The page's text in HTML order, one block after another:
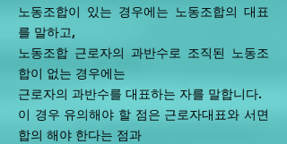
노동조합이 있는 경우에는 노동조합의 대표
를 말하고,
노동조합 근로자의 과반수로 조직된 노동조
합이 없는 경우에는
근로자의 과반수를 대표하는 자를 말합니다.
이 경우 유의해야 할 점은 근로자대표와 서면
합의 해야 한다는 점과